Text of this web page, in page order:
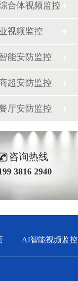
合体视频监控
视频监控
能安防监控
超安防监控
厅安防监控
咨询热线
3816 2940
AI智能视频监控